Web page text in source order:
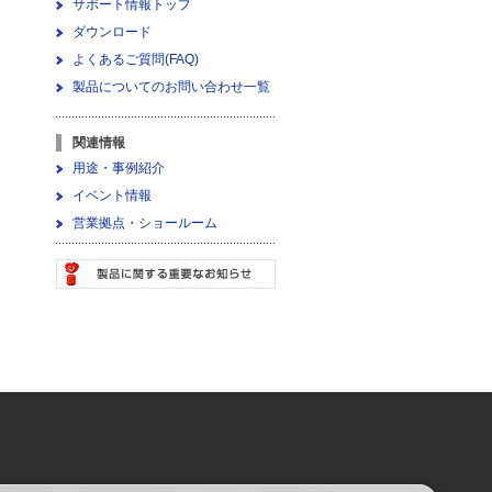
サポート情報トップ
ダウンロード
よくあるご質問(FAQ)
製品についてのお問い合わせ一覧
関連情報
用途・事例紹介
イベント情報
営業拠点・ショールーム